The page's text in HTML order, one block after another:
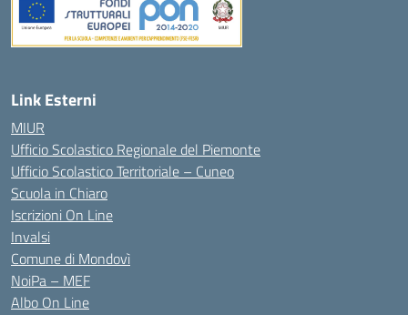
Link Esterni
MIUR
Ufficio Scolastico Regionale del Piemonte
Ufficio Scolastico Territoriale – Cuneo
Scuola in Chiaro
Iscrizioni On Line
Invalsi
Comune di Mondovì
NoiPa – MEF
Albo On Line